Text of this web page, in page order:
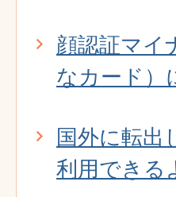
顔認証マイ
なカード）
国外に転出
利用できる